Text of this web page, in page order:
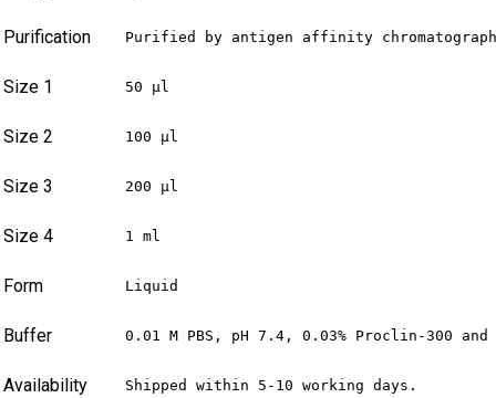
Purification Purified by antigen affinity
Size 1 50 µl
Size 2 100 µl
Size 3 200 µl
Size 4 1 ml
Form Liquid
Buffer 0.01 M PBS, pH 7.4, 0.03% Proclin-300
Availability Shipped within 5-10 working days.